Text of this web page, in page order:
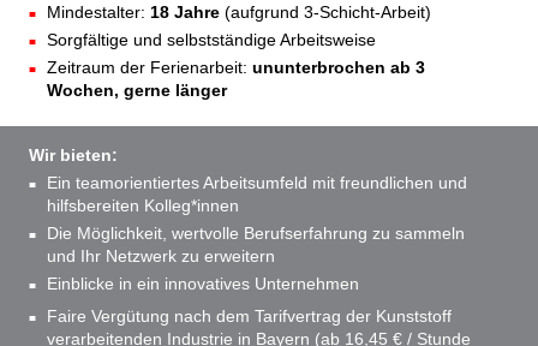
Mindestalter: 18 Jahre (aufgrund 3-Schicht-Arbeit)
Sorgfältige und selbstständige Arbeitsweise
Zeitraum der Ferienarbeit: ununterbrochen ab 3
Wochen, gerne länger
Wir bieten:
Ein teamorientiertes Arbeitsumfeld mit freundlichen und
hilfsbereiten Kolleg*innen
Die Möglichkeit, wertvolle Berufserfahrung zu sammeln
und Ihr Netzwerk zu erweitern
Einblicke in ein innovatives Unternehmen
Faire Vergütung nach dem Tarifvertrag der Kunststoff
verarbeitenden Industrie in Bayern (ab 16,45 € / Stunde